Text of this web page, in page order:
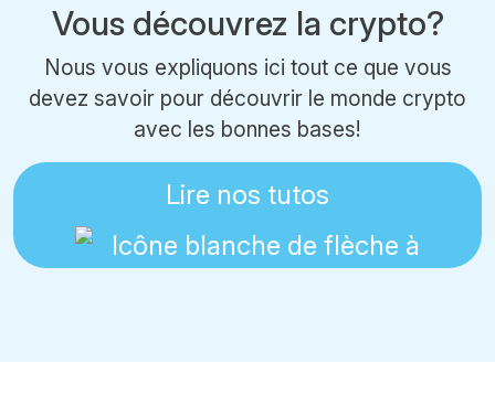
Vous découvrez la crypto?
Nous vous expliquons ici tout ce que vous
devez savoir pour découvrir le monde crypto
avec les bonnes bases!
Lire nos tutos